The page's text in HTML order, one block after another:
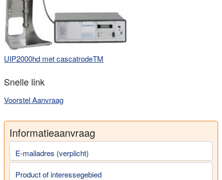
UIP2000hd met cascatrodeTM
Snelle link
Voorstel Aanvraag
Informatieaanvraag
E-mailadres (verplicht)
Product of interessegebied